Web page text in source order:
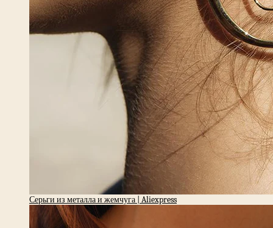
Серьги из металла и жемчуга | Aliexpress